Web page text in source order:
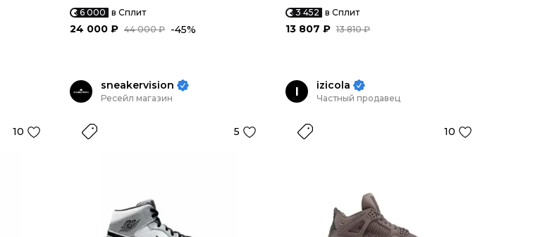
6 000 в Сплит
44 000 ₽
24 000 ₽ -45%
3 452 в Сплит
13 810 ₽
13 807 ₽
10
sneakervision
Ресейл магазин
5
I izicola
Частный продавец
10